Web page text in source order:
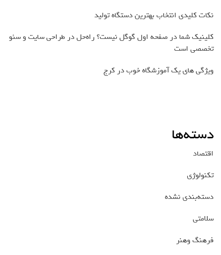
نکات کلیدی انتخاب بهترین دستگاه تولید
کلینیک شما در صفحه اول گوگل نیست؟ راه‌حل در طراحی سایت و سئو
تخصصی است
ویژگی های یک آموزشگاه خوب در کرج
دسته‌ها
اقتصاد
تکنولوژی
دسته‌بندی نشده
سلامتی
فرهنگ وهنر